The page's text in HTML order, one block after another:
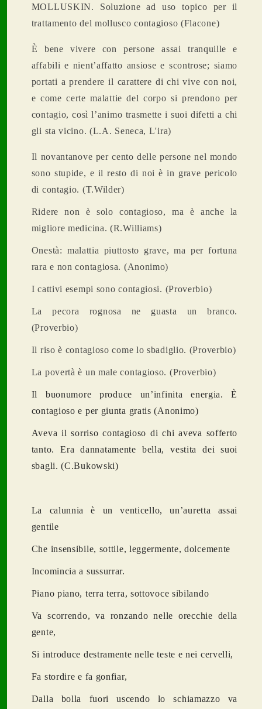
MOLLUSKIN. Soluzione ad uso topico per il
trattamento del mollusco contagioso (Flacone)
È bene vivere con persone assai tranquille e
affabili e nient’affatto ansiose e scontrose; siamo
portati a prendere il carattere di chi vive con noi,
e come certe malattie del corpo si prendono per
contagio, così l’animo trasmette i suoi difetti a chi
gli sta vicino. (L.A. Seneca, L'ira)
Il novantanove per cento delle persone nel mondo
sono stupide, e il resto di noi è in grave pericolo
di contagio. (T.Wilder)
Ridere non è solo contagioso, ma è anche la
migliore medicina. (R.Williams)
Onestà: malattia piuttosto grave, ma per fortuna
rara e non contagiosa. (Anonimo)
I cattivi esempi sono contagiosi. (Proverbio)
La pecora rognosa ne guasta un branco.
(Proverbio)
Il riso è contagioso come lo sbadiglio. (Proverbio)
La povertà è un male contagioso. (Proverbio)
Il buonumore produce un’infinita energia. È
contagioso e per giunta gratis (Anonimo)
Aveva il sorriso contagioso di chi aveva sofferto
tanto. Era dannatamente bella, vestita dei suoi
sbagli. (C.Bukowski)
La calunnia è un venticello, un’auretta assai
gentile
Che insensibile, sottile, leggermente, dolcemente
Incomincia a sussurrar.
Piano piano, terra terra, sottovoce sibilando
Va scorrendo, va ronzando nelle orecchie della
gente,
Si introduce destramente nelle teste e nei cervelli,
Fa stordire e fa gonfiar,
Dalla bolla fuori uscendo lo schiamazzo va